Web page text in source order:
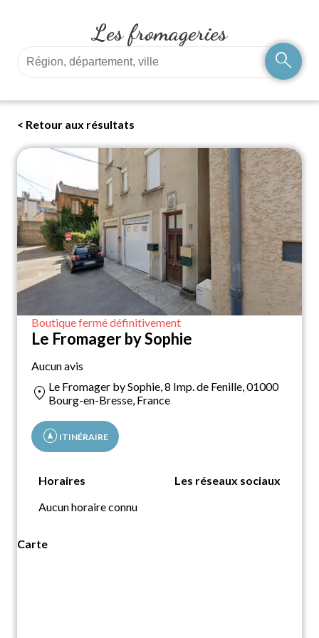
Les fromageries
search
< Retour aux résultats
Boutique fermé définitivement
Le Fromager by Sophie
Aucun avis
location_on Le Fromager by Sophie, 8 Imp. de Fenille, 01000
Bourg-en-Bresse, France
assistant_navigation ITINÉRAIRE
Horaires
Aucun horaire connu
Les réseaux sociaux
Carte